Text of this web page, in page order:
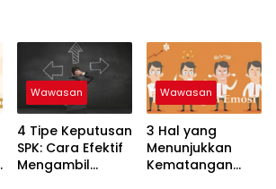
Wawasan
4 Tipe Keputusan
SPK: Cara Efektif
Mengambil
Wawasan
3 Hal yang
Menunjukkan
Kematangan